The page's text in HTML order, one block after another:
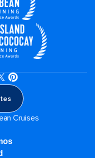
Cruises